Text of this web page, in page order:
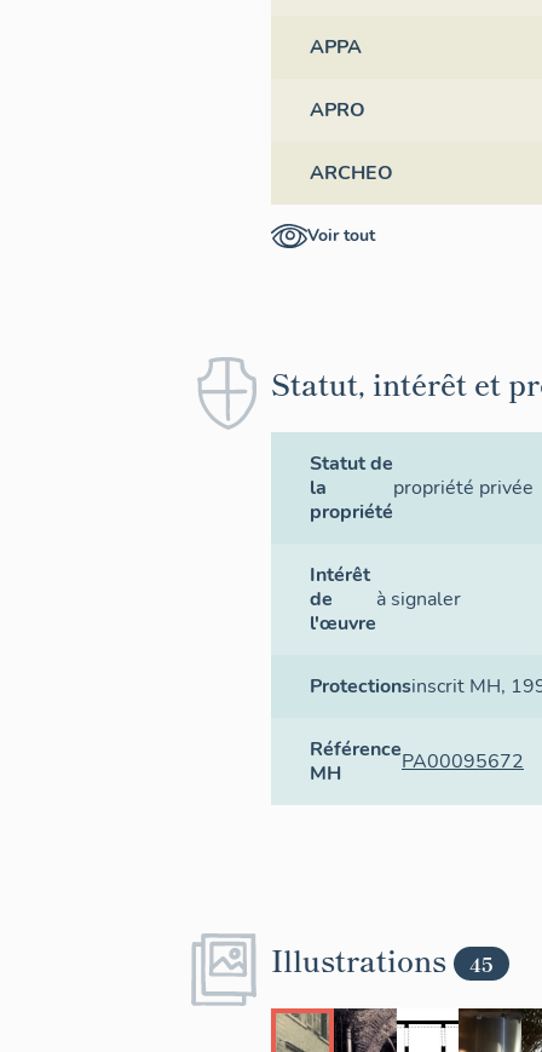
APPA
APRO
ARCHEO
Voir tout
Statut, intérêt et
Statut de
la
propriété
propriété privée
Intérêt
de
l'œuvre
à signaler
Protectionsinscrit MH,
Référence
MH
PA00095672
Illustrations 45